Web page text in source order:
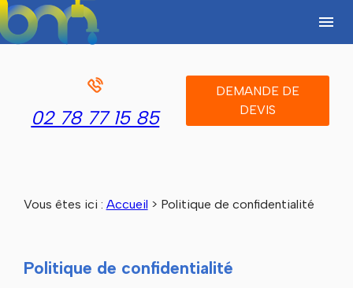
menu
02 78 77 15 85
DEMANDE DE
DEVIS
Vous êtes ici : Accueil > Politique de confidentialité
Politique de confidentialité
Panneau de gestion des cookies